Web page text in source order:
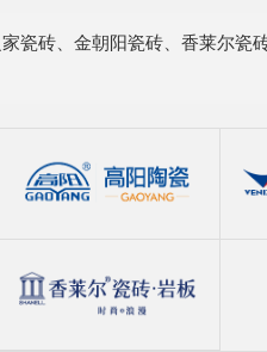
瓷砖、金朝阳瓷砖、香莱尔瓷